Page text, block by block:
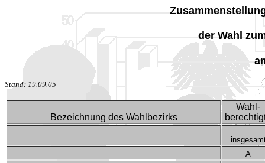
der Wahl
Stand: 19.09.05
Bezeichnung des Wahlbezirks
Wahl-
A